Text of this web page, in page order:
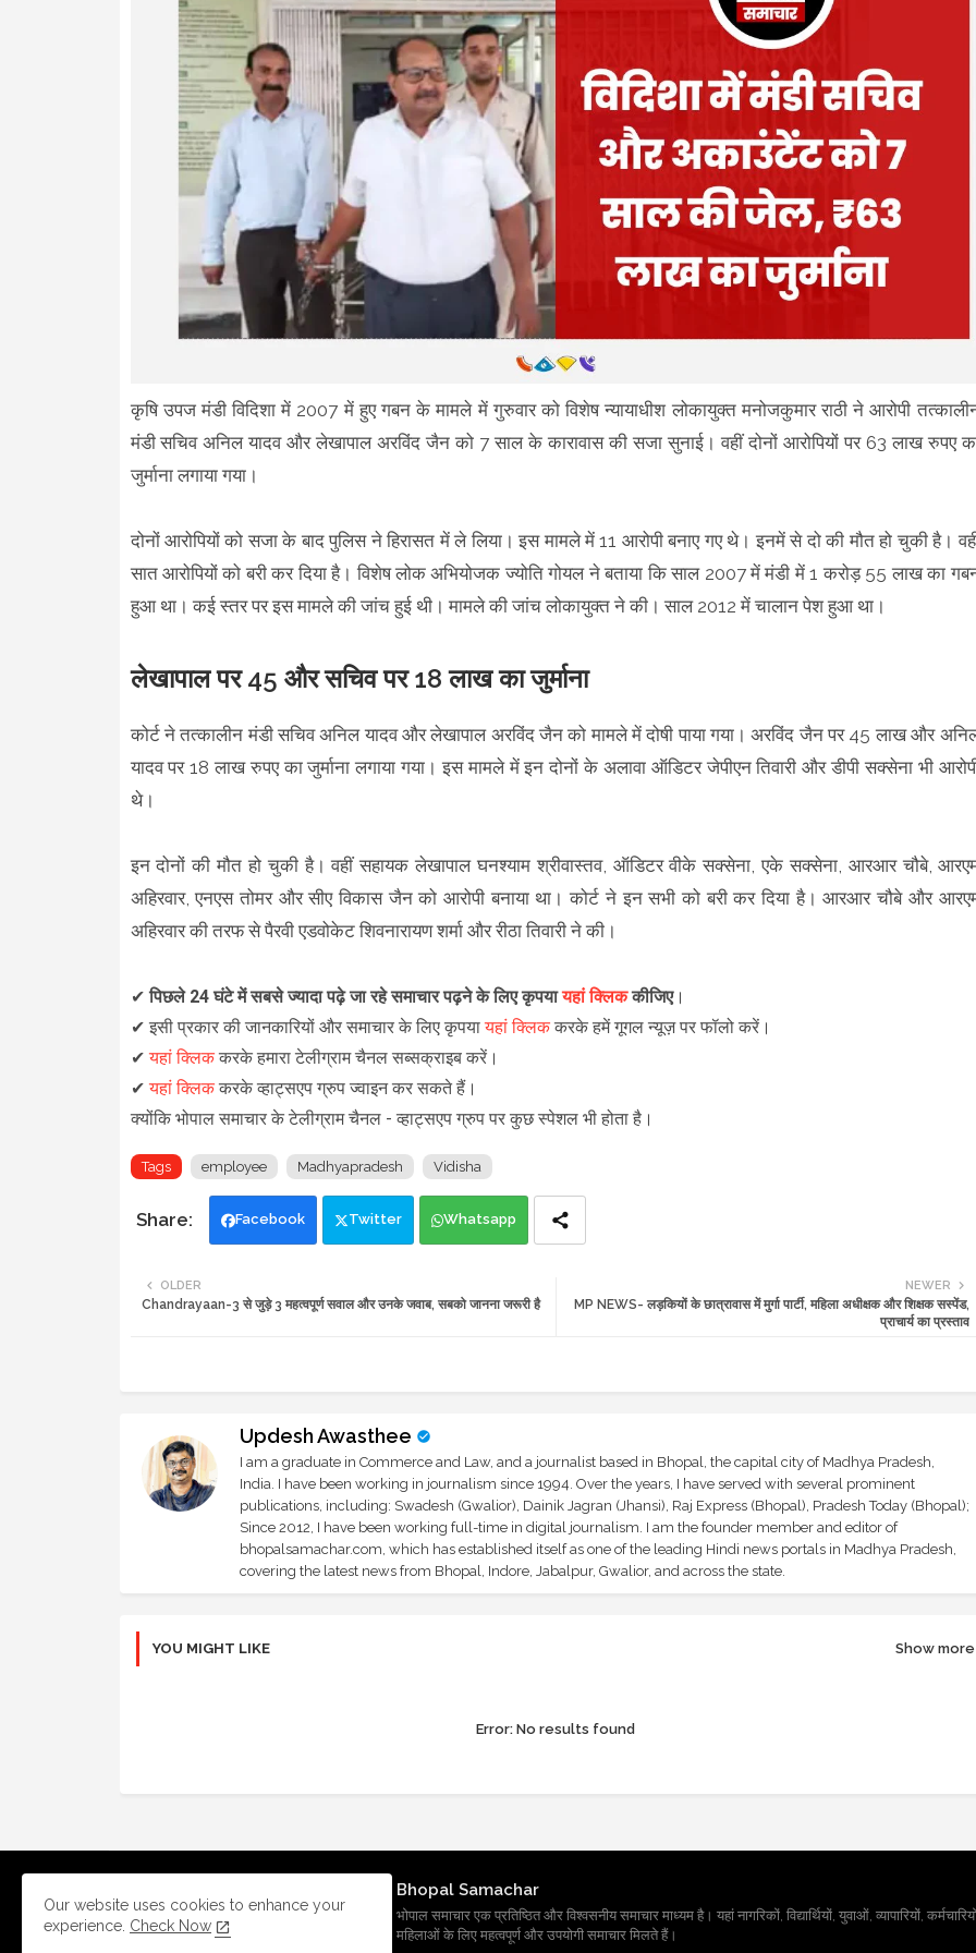
कृषि उपज मंडी विदिशा में 2007 में हुए गबन के मामले में गुरुवार को विशेष न्यायाधीश लोकायुक्त मनोजकुमार राठी ने आरोपी
मंडी सचिव अनिल यादव और लेखापाल अरविंद जैन को 7 साल के कारावास की सजा सुनाई। वहीं दोनों आरोपियों पर 63 लाख रुपए
जुर्माना लगाया गया।
दोनों आरोपियों को सजा के बाद पुलिस ने हिरासत में ले लिया। इस मामले में 11 आरोपी बनाए गए थे। इनमें से दो की मौत हो चुकी है।
सात आरोपियों को बरी कर दिया है। विशेष लोक अभियोजक ज्योति गोयल ने बताया कि साल 2007 में मंडी में 1 करोड़ 55 लाख का
हुआ था। कई स्तर पर इस मामले की जांच हुई थी। मामले की जांच लोकायुक्त ने की। साल 2012 में चालान पेश हुआ था।
लेखापाल पर 45 और सचिव पर 18 लाख का जुर्माना
कोर्ट ने तत्कालीन मंडी सचिव अनिल यादव और लेखापाल अरविंद जैन को मामले में दोषी पाया गया। अरविंद जैन पर 45 लाख और
यादव पर 18 लाख रुपए का जुर्माना लगाया गया। इस मामले में इन दोनों के अलावा ऑडिटर जेपीएन तिवारी और डीपी सक्सेना भी
थे।
इन दोनों की मौत हो चुकी है। वहीं सहायक लेखापाल घनश्याम श्रीवास्तव, ऑडिटर वीके सक्सेना, एके सक्सेना, आरआर चौबे,
अहिरवार, एनएस तोमर और सीए विकास जैन को आरोपी बनाया था। कोर्ट ने इन सभी को बरी कर दिया है। आरआर चौबे और
अहिरवार की तरफ से पैरवी एडवोकेट शिवनारायण शर्मा और रीठा तिवारी ने की।
✔पिछले 24 घंटे में सबसे ज्यादा पढ़े जा रहे समाचार पढ़ने के लिए कृपयायहां क्लिककीजिए।
✔ इसी प्रकार की जानकारियों और समाचार के लिए कृपयायहां क्लिककरके हमें गूगल न्यूज़ पर फॉलो करें।
✔यहां क्लिककरके हमारा टेलीग्राम चैनल सब्सक्राइब करें।
✔यहां क्लिककरके व्हाट्सएप ग्रुप ज्वाइन कर सकते हैं।
क्योंकि भोपाल समाचार के टेलीग्राम चैनल - व्हाट्सएप ग्रुपपर कुछ स्पेशल भी होता है।
Tags employee Madhyapradesh Vidisha
Facebook Twitter Whatsapp
NEWER
MP NEWS- लड़कियों के छात्रावास में मुर्गा पार्टी, महिला अधीक्षक और शिक्षक सस्पेंड,
प्राचार्य का प्रस्ताव
OLDER
Chandrayaan-3 से जुड़े 3 महत्वपूर्ण सवाल और उनके जवाब, सबको जानना जरूरी है
Updesh Awasthee
I am a graduate in Commerce and Law, and a journalist based in Bhopal, the capital city of Madhya Pradesh,
India. I have been working in journalism since 1994. Over the years, I have served with several prominent
publications, including: Swadesh (Gwalior), Dainik Jagran (Jhansi), Raj Express (Bhopal), Pradesh Today (Bhopal);
Since 2012, I have been working full-time in digital journalism. I am the founder member and editor of
bhopalsamachar.com, which has established itself as one of the leading Hindi news portals in Madhya Pradesh,
covering the latest news from Bhopal, Indore, Jabalpur, Gwalior, and across the state.
YOU MIGHT LIKE Show more
Error:No results found
Bhopal Samachar
भोपाल समाचार एक प्रतिष्ठित और विश्वसनीय समाचार माध्यम है। यहां नागरिकों, विद्यार्थियों, युवाओं, व्यापारियों,
महिलाओं के लिए महत्वपूर्ण और उपयोगी समाचार मिलते हैं।
Our website uses cookies to enhance your
experience. Check Now